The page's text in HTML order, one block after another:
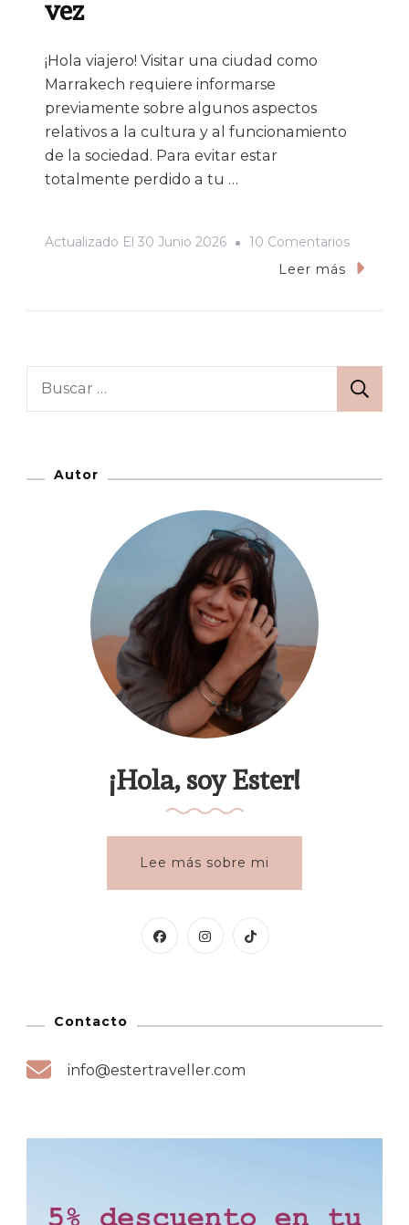
vez
¡Hola viajero! Visitar una ciudad como
Marrakech requiere informarse
previamente sobre algunos aspectos
relativos a la cultura y al funcionamiento
de la sociedad. Para evitar estar
totalmente perdido a tu …
Actualizado El 30 Junio 2026 10 ComentariosEn
Consejos
Por
Leer más
Buscar:
Autor
¡Hola, soy Ester!
Lee más sobre mi
Contacto
info@estertraveller.com